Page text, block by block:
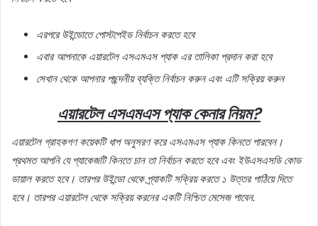
এরপরে উইন্ডোতে পোস্টপেইড নির্বাচন করতে হবে
এবার আপনাকে এয়ারটেল এসএমএস প্যাক এর তালিকা প্রদান করা হবে
সেখান থেকে আপনার পছন্দনীয় ব্যক্তি নির্বাচন করুন এবং এটি সক্রিয় করুন
এয়ারটেল এসএমএস প্যাক কেনারনিয়ম?
এয়ারটেল গ্রাহকগণ কয়েকটি ধাপ অনুসরণ করে এসএমএস প্যাক কিনতে পারবেন।
প্রথমত আপনি যে প্যাকেজটি কিনতে চান তা নির্বাচন করতে হবে এবং ইউএসএসডি কোড
ডায়াল করতে হবে। তারপর উইন্ডো থেকে প্র্যাকটি সক্রিয় করতে ১ উত্তর পাঠিয়ে দিতে
হবে। তারপর এয়ারটেল থেকে সক্রিয় করনের একটি নিশ্চিত মেসেজ পাবেন.